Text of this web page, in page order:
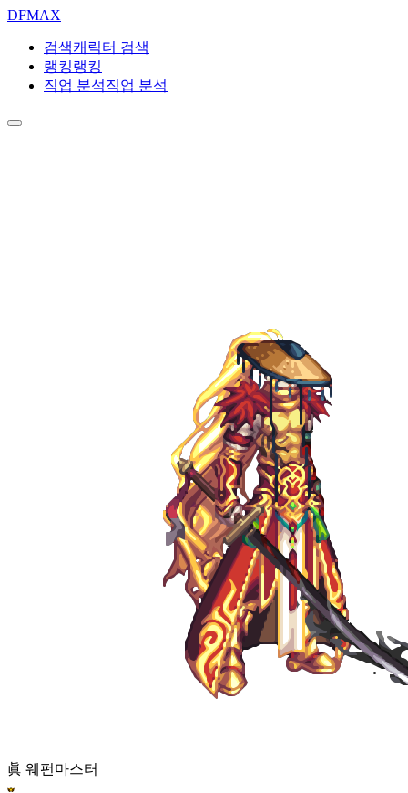
DFMAX
검색캐릭터 검색
랭킹랭킹
직업 분석직업 분석
眞 웨펀마스터